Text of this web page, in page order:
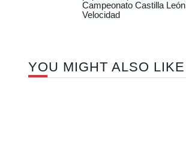
Campeonato Castilla
Velocidad
YOU MIGHT ALSO LIKE